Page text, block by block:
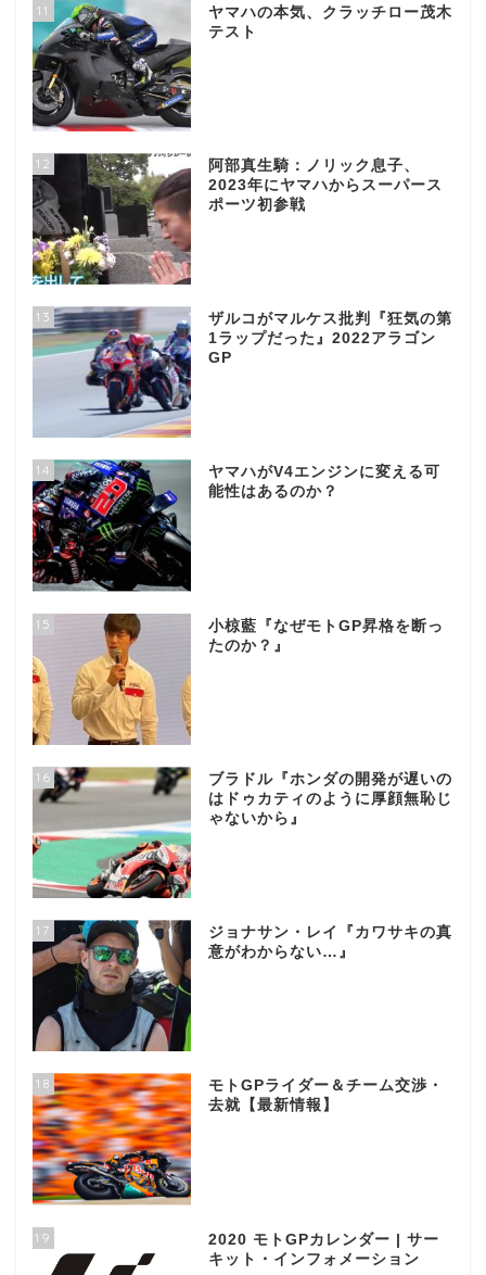
11
ヤマハの本気、クラッチロー茂木
テスト
12
阿部真生騎：ノリック息子、
2023年にヤマハからスーパース
ポーツ初参戦
13
ザルコがマルケス批判『狂気の第
1ラップだった』2022アラゴン
GP
14
ヤマハがV4エンジンに変える可
能性はあるのか？
15
小椋藍『なぜモトGP昇格を断っ
たのか？』
16
ブラドル『ホンダの開発が遅いの
はドゥカティのように厚顔無恥じ
ゃないから』
17
ジョナサン・レイ『カワサキの真
意がわからない…』
18
モトGPライダー＆チーム交渉・
去就【最新情報】
19
2020 モトGPカレンダー | サー
キット・インフォメーション